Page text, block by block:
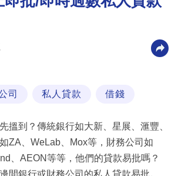
司 私人貸款 借錢
搵到？傳統銀行如大新、星展、滙豐、
ZA、WeLab、Mox等，財務公司如
、AEON等等，他們的貸款易批嗎？
間銀行或財務公司的私人貸款易批。